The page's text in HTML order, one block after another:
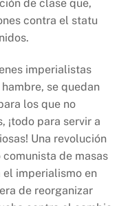
de clase que,
contra el statu
imperialistas
se quedan
los que no
¡todo para servir a
Una revolución
de masas
imperialismo en
de reorganizar